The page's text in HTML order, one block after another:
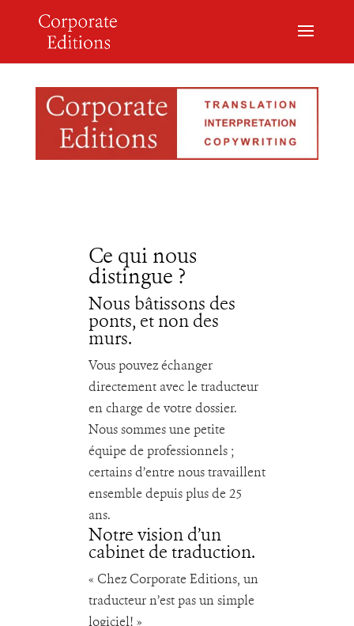
Ce qui nous
distingue ?
Nous bâtissons des
ponts, et non des
murs.
Vous pouvez échanger
directement avec le traducteur
en charge de votre dossier.
Nous sommes une petite
équipe de professionnels ;
certains d’entre nous travaillent
ensemble depuis plus de 25
ans.
Notre vision d’un
cabinet de traduction.
« Chez Corporate Editions, un
traducteur n’est pas un simple
logiciel! »